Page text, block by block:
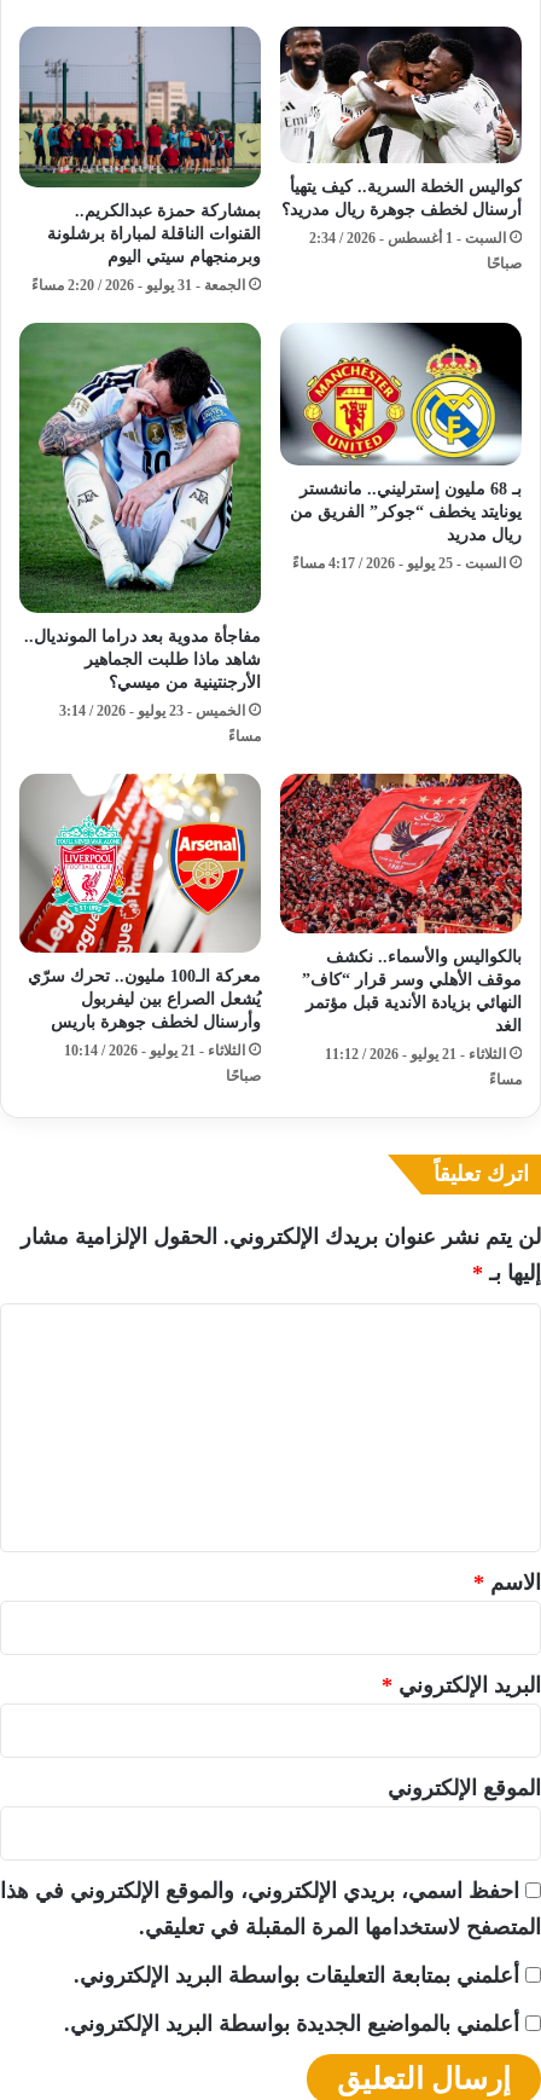
كواليس الخطة السرية.. كيف يتهيأ
أرسنال لخطف جوهرة ريال مدريد؟
السبت - 1 أغسطس - 2026 / 2:34
صباحًا
بمشاركة حمزة عبدالكريم..
القنوات الناقلة لمباراة برشلونة
وبرمنجهام سيتي اليوم
الجمعة - 31 يوليو - 2026 / 2:20 مساءً
بـ 68 مليون إسترليني.. مانشستر
يونايتد يخطف “جوكر” الفريق من
ريال مدريد
السبت - 25 يوليو - 2026 / 4:17 مساءً
مفاجأة مدوية بعد دراما المونديال..
شاهد ماذا طلبت الجماهير
الأرجنتينية من ميسي؟
الخميس - 23 يوليو - 2026 / 3:14
مساءً
بالكواليس والأسماء.. نكشف
موقف الأهلي وسر قرار “كاف”
النهائي بزيادة الأندية قبل مؤتمر
الغد
الثلاثاء - 21 يوليو - 2026 / 11:12
مساءً
معركة الـ100 مليون.. تحرك سرّي
يُشعل الصراع بين ليفربول
وأرسنال لخطف جوهرة باريس
الثلاثاء - 21 يوليو - 2026 / 10:14
صباحًا
اترك تعليقاً
لن يتم نشر عنوان بريدك الإلكتروني. الحقول الإلزامية مشار
إليها بـ *
*الاسم *
البريد الإلكتروني *
الموقع الإلكتروني
احفظ اسمي، بريدي الإلكتروني، والموقع الإلكتروني في هذا
المتصفح لاستخدامها المرة المقبلة في تعليقي.
أعلمني بمتابعة التعليقات بواسطة البريد الإلكتروني.
أعلمني بالمواضيع الجديدة بواسطة البريد الإلكتروني.